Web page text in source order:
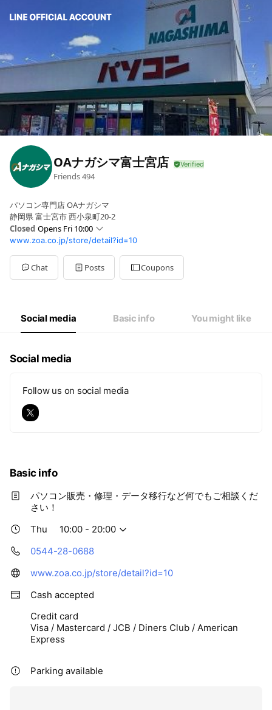
OAナガシマ富士宮店
Friends494
パソコン専門店 OAナガシマ
静岡県 富士宮市 西小泉町20-2
Closed Opens Fri 10:00
Sun10:00 - 20:00
Mon10:00 - 20:00
Tue10:00 - 20:00
Wed10:00 - 20:00
10:00 - 20:00
www.zoa.co.jp/store/detail?id=10
Chat Posts Coupons
Social media Basic info You might like
Social media
Follow us on social media
Basic info
パソコン販売・修理・データ移行など何でもご相談くだ
さい！
Thu
10:00 - 20:00
0544-28-0688
www.zoa.co.jp/store/detail?id=10
Cash accepted
Credit card
Visa / Mastercard / JCB / Diners Club / American
Express
Parking available